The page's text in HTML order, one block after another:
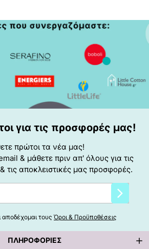
για τις προσφορές μας!
πρώτοι τα νέα μας!
& μάθετε πριν απ' όλους για τις
τις αποκλειστικές μας προσφορές.
τους Όροι & Προϋποθέσεις
ΠΛΗΡΟΦΟΡΊΕΣ